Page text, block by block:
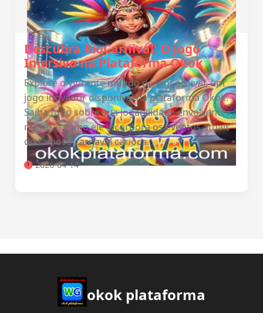
Descubra RioCarnival: O Jogo
Imersivo na Plataforma Okok
Explore o vibrante mundo de RioCarnival, um
jogo inovador disponível na plataforma Okok.
Saiba tudo sobre sua jogabilidade envolvente,
regras e como ele incorpora os eventos atuais
do famoso carnaval carioca.
2026-04-14
okok plataforma